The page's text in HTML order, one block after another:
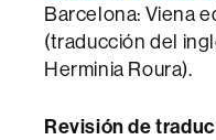
Barcelona: Viena
(traducción del
Herminia Roura).
Revisión de